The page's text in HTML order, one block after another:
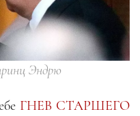
Эндрю
ГНЕВ СТАРШЕГО